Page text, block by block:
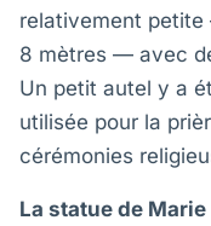
relativement petite
8 mètres — avec
Un petit autel y a
utilisée pour la
cérémonies
La statue de Marie